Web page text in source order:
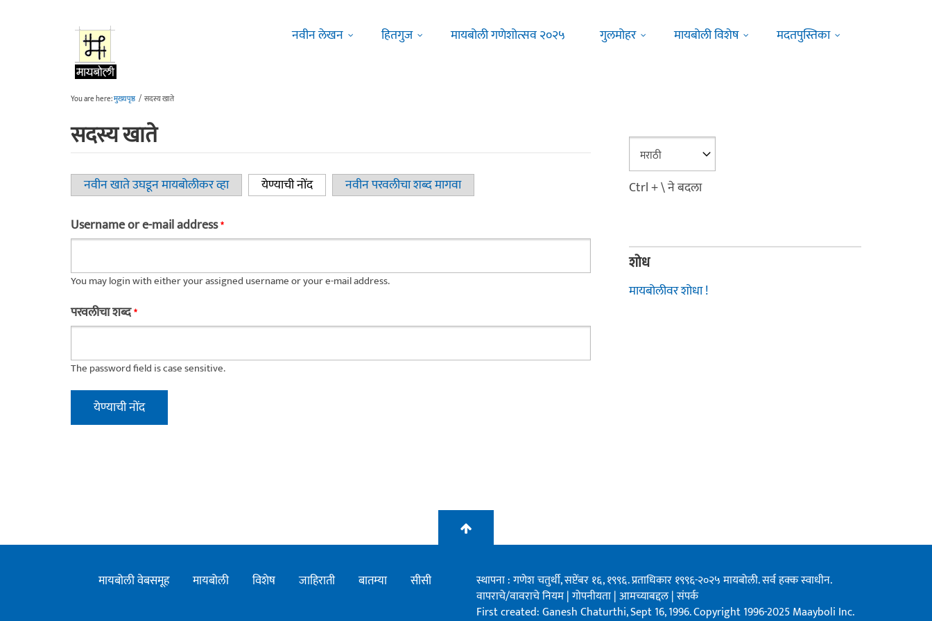
नवीन लेखन
हितगुज मायबोली गणेशोत्सव २०२५ गुलमोहर मायबोली विशेष मदतपुस्तिका
You are here:मुख्यपृष्ठ / सदस्य खाते
सदस्य खाते
Primary tabs
नवीन खाते उघडून मायबोलीकर व्हा येण्याची नोंद(active tab)नवीन परवलीचा शब्द मागवा
Username or e-mail address*
You may login with either your assigned username or your e-mail address.
परवलीचा शब्द*
The password field is case sensitive.
Ctrl + \ ने बदला
शोध
मायबोलीवर शोधा !
मायबोली वेबसमूह मायबोली विशेष जाहिराती बातम्या सीसी
स्थापना : गणेश चतुर्थी, सप्टेंबर १६, १९९६. प्रताधिकार १९९६-२०२५ मायबोली. सर्व हक्क स्वाधीन.
वापराचे/वावराचे नियम|गोपनीयता|आमच्याबद्दल|संपर्क
First created: Ganesh Chaturthi, Sept 16, 1996. Copyright 1996-2025 Maayboli Inc.